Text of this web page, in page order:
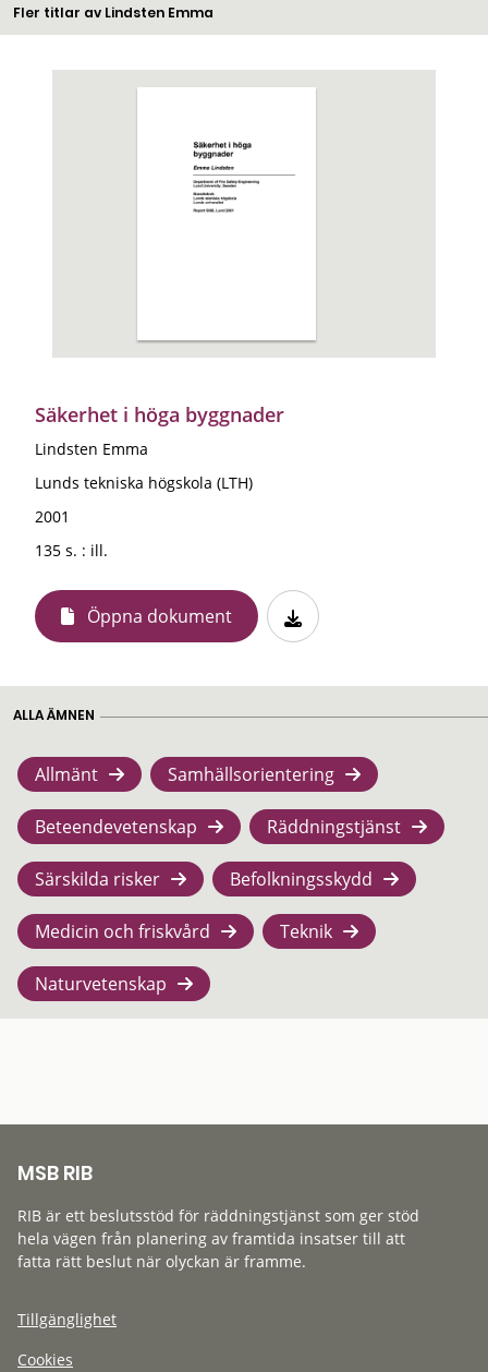
Fler titlar av Lindsten Emma
Säkerhet i höga byggnader
Lindsten Emma
Lunds tekniska högskola (LTH)
2001
135 s. : ill.
Öppna dokument
ALLA ÄMNEN
Allmänt Samhällsorientering
Beteendevetenskap Räddningstjänst
Särskilda risker Befolkningsskydd
Medicin och friskvård Teknik
Naturvetenskap
MSB RIB
RIB är ett beslutsstöd för räddningstjänst som ger stöd
hela vägen från planering av framtida insatser till att
fatta rätt beslut när olyckan är framme.
Tillgänglighet
Cookies